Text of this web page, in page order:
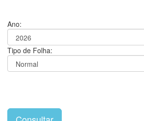
Ano:
Tipo de Folha: